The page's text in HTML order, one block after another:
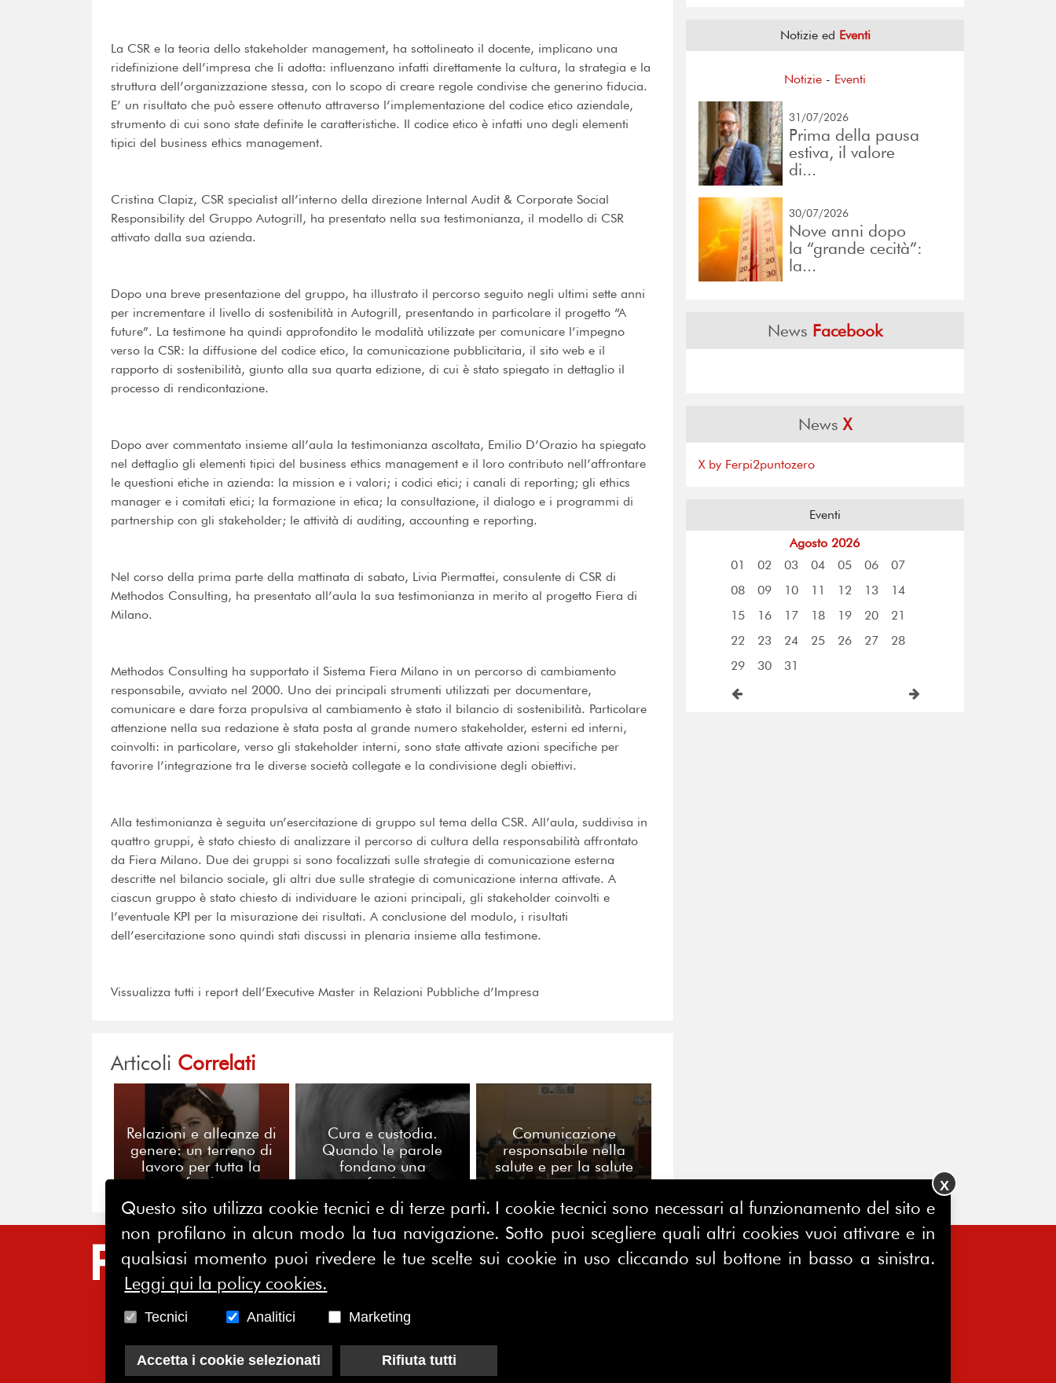
La CSR e la teoria dello stakeholder management, ha sottolineato il docente, implicano una
ridefinizione dell’impresa che li adotta: influenzano infatti direttamente la cultura, la strategia e la
struttura dell’organizzazione stessa, con lo scopo di creare regole condivise che generino fiducia.
E’ un risultato che può essere ottenuto attraverso l’implementazione del codice etico aziendale,
strumento di cui sono state definite le caratteristiche. Il codice etico è infatti uno degli elementi
tipici del business ethics management.
Cristina Clapiz, CSR specialist all’interno della direzione Internal Audit & Corporate Social
Responsibility del Gruppo Autogrill, ha presentato nella sua testimonianza, il modello di CSR
attivato dalla sua azienda.
Dopo una breve presentazione del gruppo, ha illustrato il percorso seguito negli ultimi sette anni
per incrementare il livello di sostenibilità in Autogrill, presentando in particolare il progetto “A
future”. La testimone ha quindi approfondito le modalità utilizzate per comunicare l’impegno
verso la CSR: la diffusione del codice etico, la comunicazione pubblicitaria, il sito web e il
rapporto di sostenibilità, giunto alla sua quarta edizione, di cui è stato spiegato in dettaglio il
processo di rendicontazione.
Dopo aver commentato insieme all’aula la testimonianza ascoltata, Emilio D’Orazio ha spiegato
nel dettaglio gli elementi tipici del business ethics management e il loro contributo nell’affrontare
le questioni etiche in azienda: la mission e i valori; i codici etici; i canali di reporting; gli ethics
manager e i comitati etici; la formazione in etica; la consultazione, il dialogo e i programmi di
partnership con gli stakeholder; le attività di auditing, accounting e reporting.
Nel corso della prima parte della mattinata di sabato, Livia Piermattei, consulente di CSR di
Methodos Consulting, ha presentato all’aula la sua testimonianza in merito al progetto Fiera di
Milano.
Methodos Consulting ha supportato il Sistema Fiera Milano in un percorso di cambiamento
responsabile, avviato nel 2000. Uno dei principali strumenti utilizzati per documentare,
comunicare e dare forza propulsiva al cambiamento è stato il bilancio di sostenibilità. Particolare
attenzione nella sua redazione è stata posta al grande numero stakeholder, esterni ed interni,
coinvolti: in particolare, verso gli stakeholder interni, sono state attivate azioni specifiche per
favorire l’integrazione tra le diverse società collegate e la condivisione degli obiettivi.
Alla testimonianza è seguita un’esercitazione di gruppo sul tema della CSR. All’aula, suddivisa in
quattro gruppi, è stato chiesto di analizzare il percorso di cultura della responsabilità affrontato
da Fiera Milano. Due dei gruppi si sono focalizzati sulle strategie di comunicazione esterna
descritte nel bilancio sociale, gli altri due sulle strategie di comunicazione interna attivate. A
ciascun gruppo è stato chiesto di individuare le azioni principali, gli stakeholder coinvolti e
l’eventuale KPI per la misurazione dei risultati. A conclusione del modulo, i risultati
dell’esercitazione sono quindi stati discussi in plenaria insieme alla testimone.
Vissualizza tutti i report dell’Executive Master in Relazioni Pubbliche d’Impresa
Articoli Correlati
Relazioni e alleanze di
genere: un terreno di
lavoro per tutta la
professione
Cura e custodia.
Quando le parole
fondano una
professione
Comunicazione
responsabile nella
salute e per la salute
Notizie ed Eventi
Notizie - Eventi
31/07/2026
Prima della pausa
estiva, il valore
di...
30/07/2026
Nove anni dopo
la “grande cecità”:
la...
News Facebook
NewsX
X by Ferpi2puntozero
Eventi
Agosto 2026
01
02 03 04 05 06
07
08
09 10 11 12 13
14
15
16 17 18 19 20
21
22
23 24 25 26 27
28
29
30 31
SITE MAP
CHI SIAMO
ASSOCIAZIONE
SOCI
CONTATTACI
Questo sito utilizza cookie tecnici e di terze parti. I cookie tecnici sono necessari al funzionamento del sito e
non profilano in alcun modo la tua navigazione. Sotto puoi scegliere quali altri cookies vuoi attivare e in
qualsiasi momento puoi rivedere le tue scelte sui cookie in uso cliccando sul bottone in basso a sinistra.
Leggi qui la policy cookies.
Tecnici Analitici Marketing
Accetta i cookie selezionati Rifiuta tutti
X